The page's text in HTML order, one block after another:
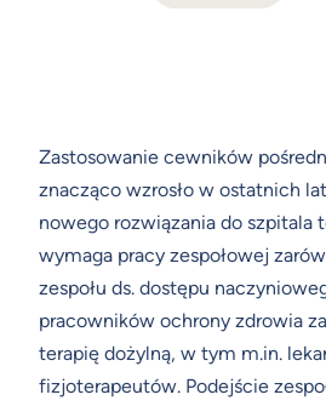
Zastosowanie cewników
znacząco wzrosło w ostatnich
nowego rozwiązania do szpitala
wymaga pracy zespołowej
zespołu ds. dostępu
pracowników ochrony zdrowia
terapię dożylną, w tym m.in.
fizjoterapeutów. Podejście